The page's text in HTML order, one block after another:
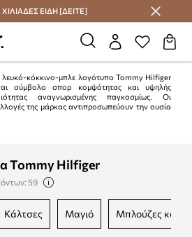
με το Answear Club
ΕΙΔΗ [ΔΕΙΤΕ]
λευκό-κόκκινο-μπλε λογότυπο Tommy Hilfiger
σύμβολο σπορ κομψότητας και υψηλής
αναγνωρισμένης παγκοσμίως. Οι
της μάρκας αντιπροσωπεύουν την ουσία
Tommy Hilfiger
59
κάλτσες μαγιό μπλούζες και